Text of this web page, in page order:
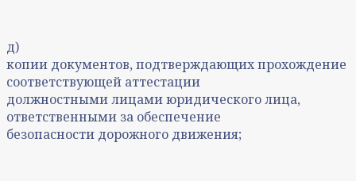
д)
копии документов, подтверждающих прохождение
соответствующей аттестации
должностными лицами юридического лица,
ответственными за обеспечение
безопасности дорожного движения;